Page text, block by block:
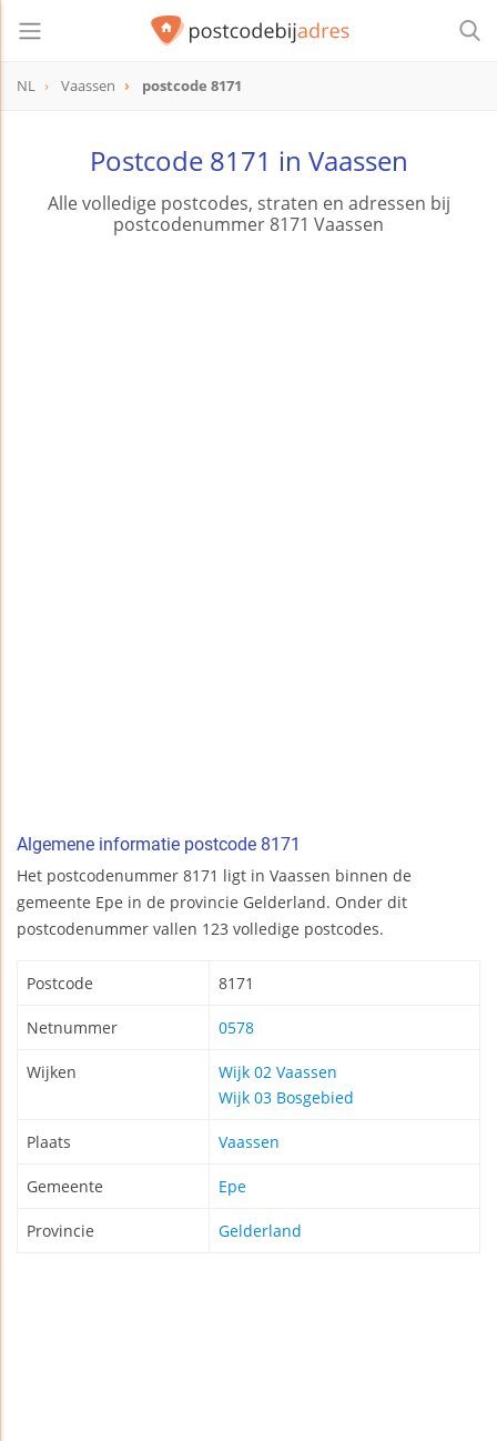
NL Vaassen postcode 8171
Postcode 8171 in Vaassen
Alle volledige postcodes, straten en adressen bij
postcodenummer 8171 Vaassen
Algemene informatie postcode 8171
Het postcodenummer 8171 ligt in Vaassen binnen de
gemeente Epe in de provincie Gelderland. Onder dit
postcodenummer vallen 123 volledige postcodes.
Postcode 8171
Netnummer 0578
Wijken
Wijk 02 Vaassen
Wijk 03 Bosgebied
Plaats Vaassen
Gemeente Epe
Provincie Gelderland